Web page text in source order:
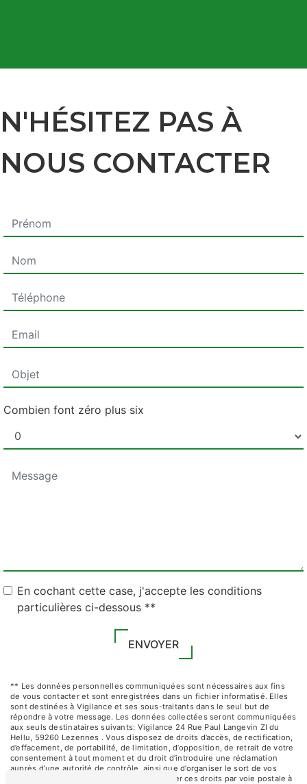
N'HÉSITEZ PAS À
NOUS CONTACTER
Combien font zéro plus six
En cochant cette case, j'accepte les conditions
particulières ci-dessous **
ENVOYER
** Les données personnelles communiquées sont nécessaires aux fins
de vous contacter et sont enregistrées dans un fichier informatisé. Elles
sont destinées à Vigilance et ses sous-traitants dans le seul but de
répondre à votre message. Les données collectées seront communiquées
aux seuls destinataires suivants: Vigilance 24 Rue Paul Langevin ZI du
Hellu, 59260 Lezennes . Vous disposez de droits d’accès, de rectification,
d’effacement, de portabilité, de limitation, d’opposition, de retrait de votre
consentement à tout moment et du droit d’introduire une réclamation
auprès d’une autorité de contrôle, ainsi que d’organiser le sort de vos
données post-mortem. Vous pouvez exercer ces droits par voie postale à